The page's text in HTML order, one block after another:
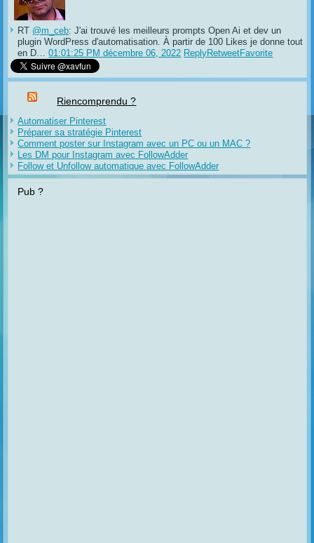
RT @m_ceb: J'ai trouvé les meilleurs prompts Open Ai et dev un
plugin WordPress d'automatisation. À partir de 100 Likes je donne tout
en D… 01:01:25 PM décembre 06, 2022 ReplyRetweetFavorite
Riencomprendu ?
Automatiser Pinterest
Préparer sa stratégie Pinterest
Comment poster sur Instagram avec un PC ou un MAC ?
Les DM pour Instagram avec FollowAdder
Follow et Unfollow automatique avec FollowAdder
Pub ?